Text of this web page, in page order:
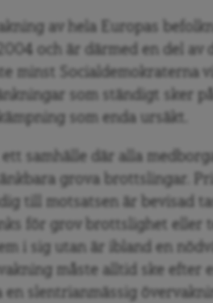
av hela Europas
och är därmed en del av
minst Socialdemokraterna
som ständigt sker
som enda ursäkt.
samhälle där alla
grova brottslingar.
till motsatsen är bevisad
för grov brottslighet eller
i sig utan är ibland en
måste alltid ske efter
en slentrianmässig